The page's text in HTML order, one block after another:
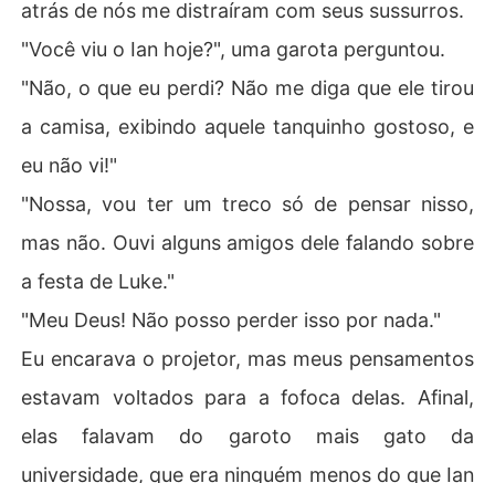
atrás de nós me distraíram com seus sussurros.
"Você viu o Ian hoje?", uma garota perguntou.
"Não, o que eu perdi? Não me diga que ele tirou
a camisa, exibindo aquele tanquinho gostoso, e
eu não vi!"
"Nossa, vou ter um treco só de pensar nisso,
mas não. Ouvi alguns amigos dele falando sobre
a festa de Luke."
"Meu Deus! Não posso perder isso por nada."
Eu encarava o projetor, mas meus pensamentos
estavam voltados para a fofoca delas. Afinal,
elas falavam do garoto mais gato da
universidade, que era ninguém menos do que Ian